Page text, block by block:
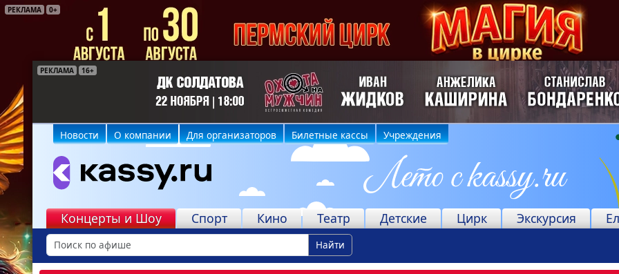
РЕКЛАМА 0+
РЕКЛАМА 16+
РЕКЛАМА 6+
РЕКЛАМА 6+
РЕКЛАМА 16+
РЕКЛАМА 12+
РЕКЛАМА 6+
Новости О компании Для организаторов Билетные кассы Учреждения
Концерты и Шоу Спорт Кино Театр Детские Цирк Экскурсия
Найти